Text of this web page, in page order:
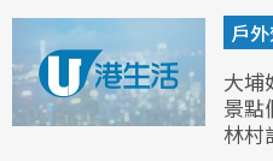
戶
大埔
景點
林村